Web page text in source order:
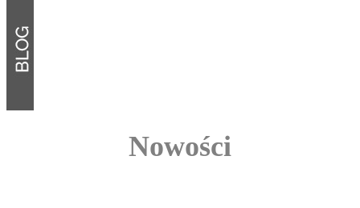
Nowości